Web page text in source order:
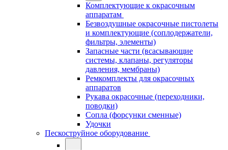
Комплектующие к окрасочным
аппаратам
Безвоздушные окрасочные пистолеты
и комплектующие (соплодержатели,
фильтры, элементы)
Запасные части (всасывающие
системы, клапаны, регуляторы
давления, мембраны)
Ремкомплекты для окрасочных
аппаратов
Рукава окрасочные (переходники,
поводки)
Сопла (форсунки сменные)
Удочки
Пескоструйное оборудование